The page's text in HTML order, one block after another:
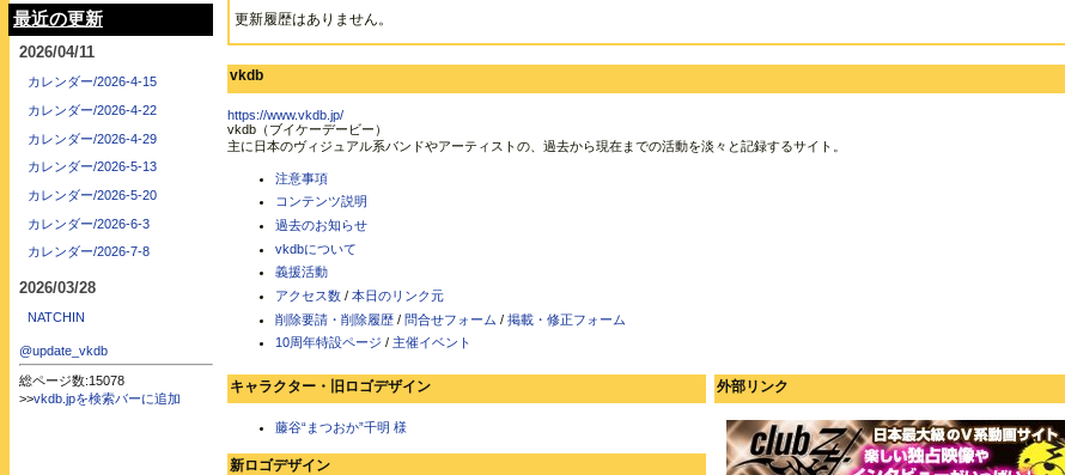
更新履歴はありません。
vkdb
https://www.vkdb.jp/
vkdb（ブイケーデービー）
主に日本のヴィジュアル系バンドやアーティストの、過去から現在までの活動を淡々と記録するサイト。
注意事項
コンテンツ説明
過去のお知らせ
vkdbについて
義援活動
アクセス数 / 本日のリンク元
削除要請・削除履歴 / 問合せフォーム / 掲載・修正フォーム
10周年特設ページ / 主催イベント
キャラクター・旧ロゴデザイン
藤谷“まつおか”千明 様
新ロゴデザイン
外部リンク
最近の更新
2026/04/11
カレンダー/2026-4-15
カレンダー/2026-4-22
カレンダー/2026-4-29
カレンダー/2026-5-13
カレンダー/2026-5-20
カレンダー/2026-6-3
カレンダー/2026-7-8
2026/03/28
NATCHIN
@update_vkdb
総ページ数:15078
>>vkdb.jpを検索バーに追加